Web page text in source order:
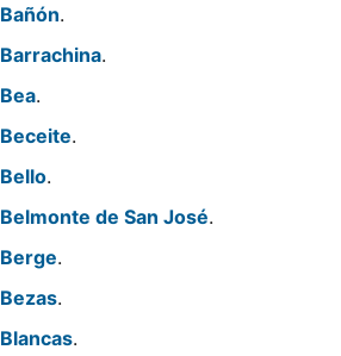
Bañón.
Barrachina.
Bea.
Beceite.
Bello.
Belmonte de San José.
Berge.
Bezas.
Blancas.